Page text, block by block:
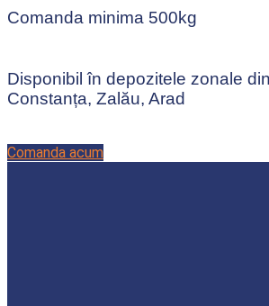
Comanda minima 500kg
Disponibil în depozitele zonale
Constanța, Zalău, Arad
Comanda acum